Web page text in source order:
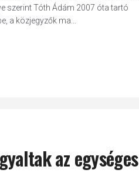
szerint Tóth Ádám 2007 óta tartó
a közjegyzők ma...
az egységes